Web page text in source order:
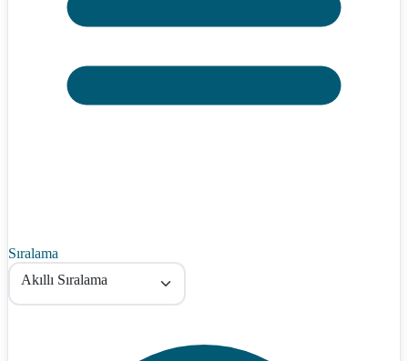
Sıralama
Akıllı Sıralama